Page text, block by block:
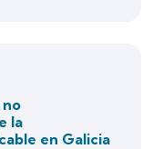
la
en Galicia